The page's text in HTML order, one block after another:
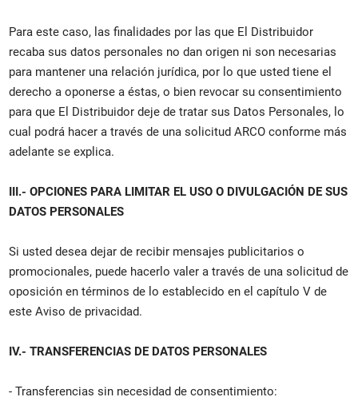
Para este caso, las finalidades por las que El Distribuidor
recaba sus datos personales no dan origen ni son necesarias
para mantener una relación jurídica, por lo que usted tiene el
derecho a oponerse a éstas, o bien revocar su consentimiento
para que El Distribuidor deje de tratar sus Datos Personales, lo
cual podrá hacer a través de una solicitud ARCO conforme más
adelante se explica.
III.- OPCIONES PARA LIMITAR EL USO O DIVULGACIÓN DE SUS
DATOS PERSONALES
Si usted desea dejar de recibir mensajes publicitarios o
promocionales, puede hacerlo valer a través de una solicitud de
oposición en términos de lo establecido en el capítulo V de
este Aviso de privacidad.
IV.- TRANSFERENCIAS DE DATOS PERSONALES
- Transferencias sin necesidad de consentimiento: